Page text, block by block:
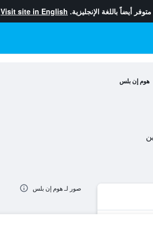
متوفر أيضاً باللغة الإنجليزية. Visit site in English
هوم إن بلس
صور لـ هوم إن بلس